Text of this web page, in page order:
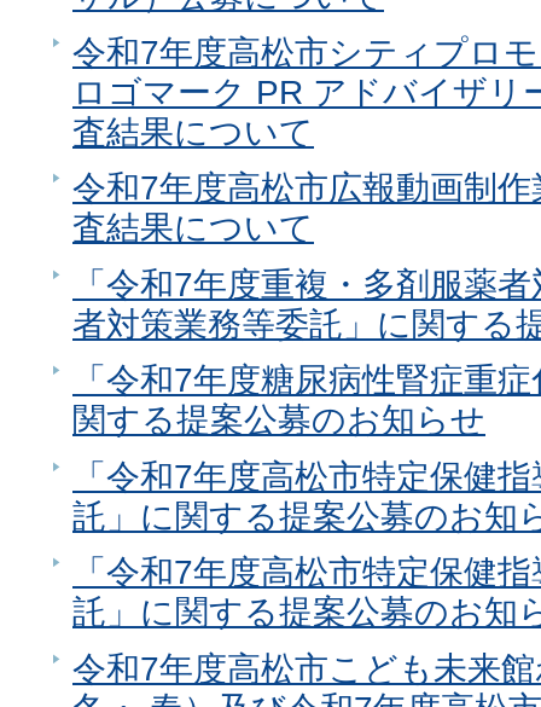
令和7年度高松市シティプロ
ロゴマーク PR アドバイザリ
査結果について
令和7年度高松市広報動画制
査結果について
「令和7年度重複・多剤服薬
者対策業務等委託」に関する
「令和7年度糖尿病性腎症重
関する提案公募のお知らせ
「令和7年度高松市特定保健
託」に関する提案公募のお知
「令和7年度高松市特定保健
託」に関する提案公募のお知
令和7年度高松市こども未来